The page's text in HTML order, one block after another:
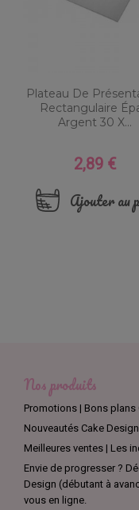
Plateau De
Rectangulaire
Argent 30 X...
Prix
2,89 €
Ajouter au
Nos produits
Promotions | Bons plans
Nouveautés Cake
Meilleures ventes | Les
Envie de progresser ?
Design (débutant à
vous en ligne.